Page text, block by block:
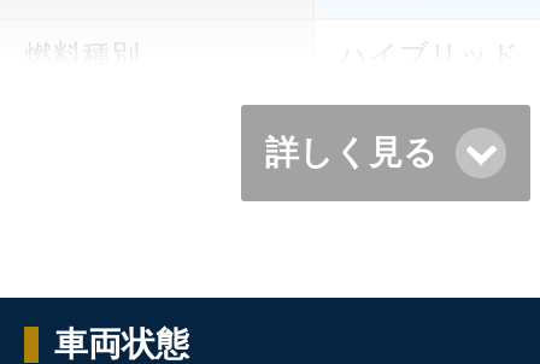
燃料種別 ハイブリッド
詳しく見る
車両状態